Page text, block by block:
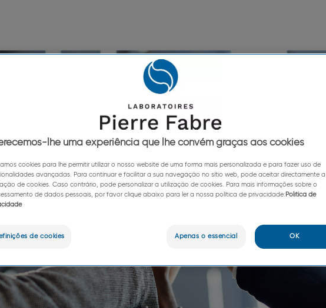
lhe uma experiência que lhe convém graças aos cookies
cookies para lhe permitir utilizar o nosso website de uma forma mais personalizada e para fazer uso de
avançadas. Para continuar e facilitar a sua navegação no sítio web, pode aceitar directamente a
de cookies. Caso contrário, pode personalizar a utilização de cookies. Para mais informações sobre o
de dados pessoais, por favor clique abaixo para ler a nossa política de privacidade: Política de
de cookies Apenas o essencial OK